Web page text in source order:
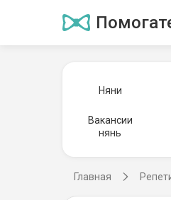
Няни
Вакансии
нянь
Главная